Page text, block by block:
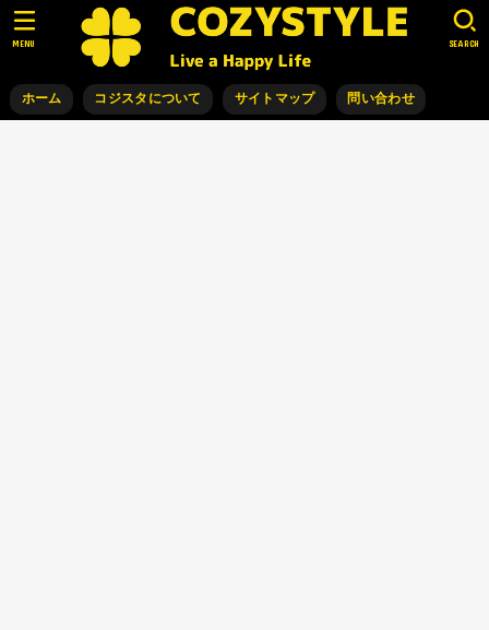
ホーム コジスタについて サイトマップ 問い合わせ
SEARCH
MENU